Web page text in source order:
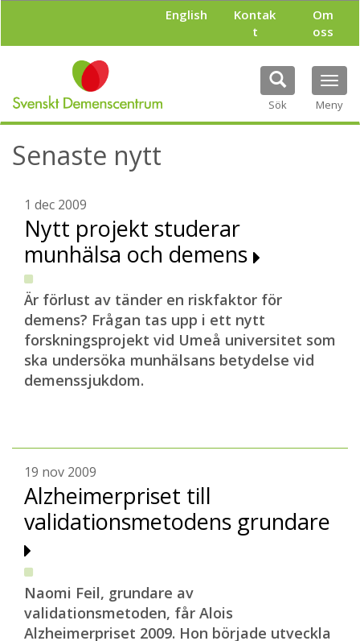
l
English
Kontak
t
Om
oss
Sök Meny
Senaste nytt
1 dec 2009
Nytt projekt studerar
munhälsa och demens
Är förlust av tänder en riskfaktor för
demens? Frågan tas upp i ett nytt
forskningsprojekt vid Umeå universitet som
ska undersöka munhälsans betydelse vid
demenssjukdom.
19 nov 2009
Alzheimerpriset till
validationsmetodens grundare
Naomi Feil, grundare av
validationsmetoden, får Alois
Alzheimerpriset 2009. Hon började utveckla